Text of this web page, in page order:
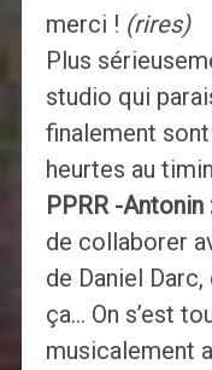
merci ! (rires)
Plus
studio qui
finalement
heurtes au
PPRR -Antonin
de collaborer
de Daniel
ça… On s’est
musicalement